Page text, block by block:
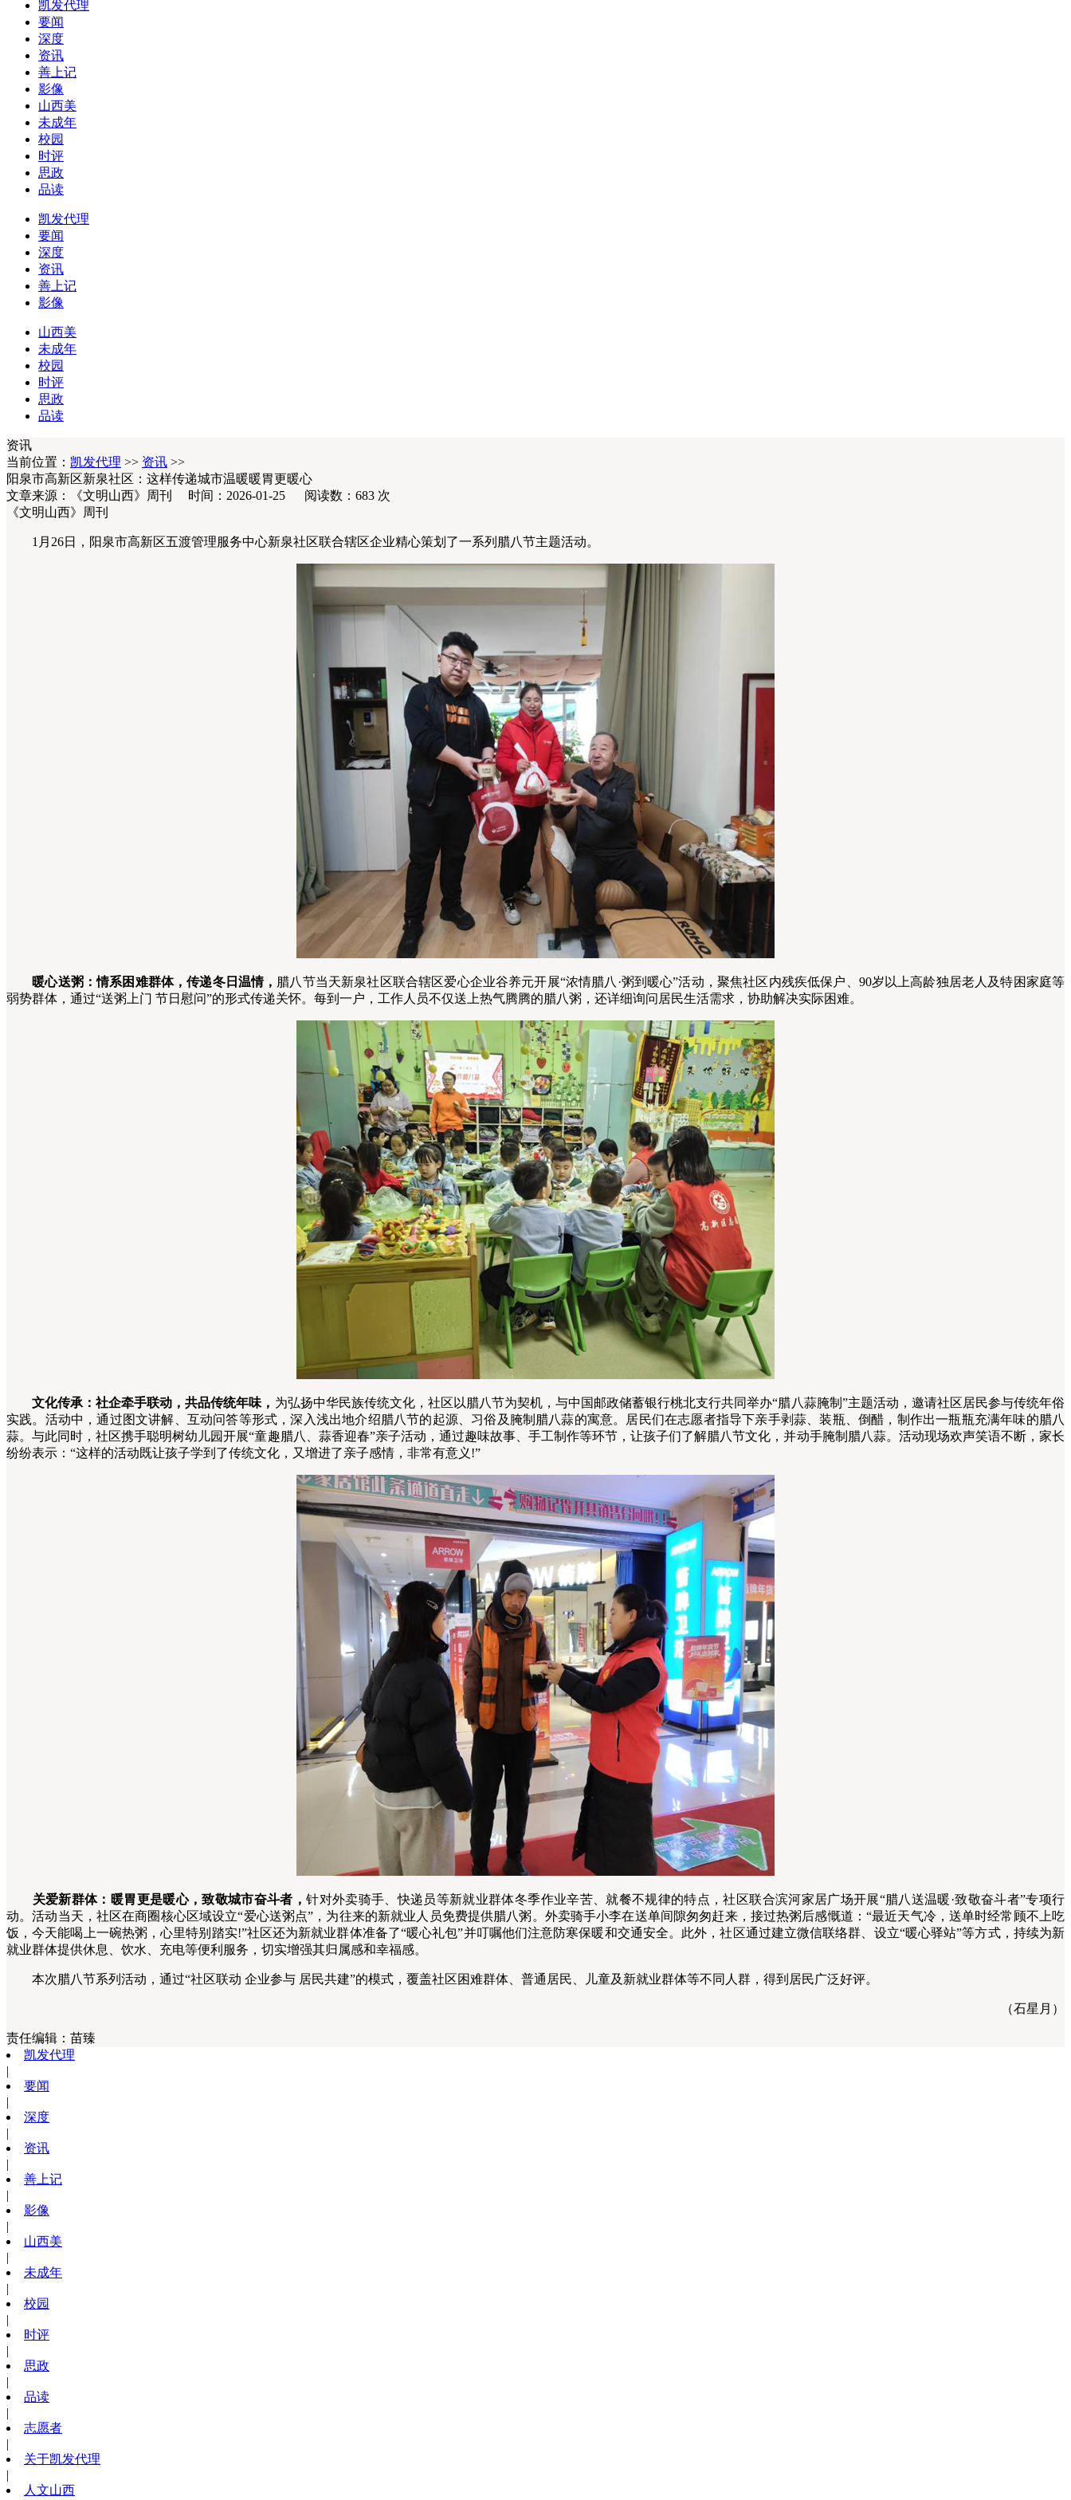
凯发代理
要闻
深度
资讯
善上记
影像
山西美
未成年
校园
时评
思政
品读
凯发代理
要闻
深度
资讯
善上记
影像
山西美
未成年
校园
时评
思政
品读
资讯
当前位置： 凯发代理 >> 资讯 >>
阳泉市高新区新泉社区：这样传递城市温暖暖胃更暖心
文章来源：《文明山西》周刊 时间：2026-01-25 阅读数： 683 次
《文明山西》周刊
1月26日，阳泉市高新区五渡管理服务中心新泉社区联合辖区企业精心策划了一系列腊八节主题活动。
暖心送粥：情系困难群体，传递冬日温情， 腊八节当天新泉社区联合辖区爱心企业谷养元开展“浓情腊八·粥到暖心”活动，聚焦社区内残疾低保户、90岁以上高龄独居老人及特困家庭等
弱势群体，通过“送粥上门 节日慰问”的形式传递关怀。每到一户，工作人员不仅送上热气腾腾的腊八粥，还详细询问居民生活需求，协助解决实际困难。
文化传承：社企牵手联动，共品传统年味， 为弘扬中华民族传统文化，社区以腊八节为契机，与中国邮政储蓄银行桃北支行共同举办“腊八蒜腌制”主题活动，邀请社区居民参与传统年俗
实践。活动中，通过图文讲解、互动问答等形式，深入浅出地介绍腊八节的起源、习俗及腌制腊八蒜的寓意。居民们在志愿者指导下亲手剥蒜、装瓶、倒醋，制作出一瓶瓶充满年味的腊八
蒜。与此同时，社区携手聪明树幼儿园开展“童趣腊八、蒜香迎春”亲子活动，通过趣味故事、手工制作等环节，让孩子们了解腊八节文化，并动手腌制腊八蒜。活动现场欢声笑语不断，家长
纷纷表示：“这样的活动既让孩子学到了传统文化，又增进了亲子感情，非常有意义!”
关爱新群体：暖胃更是暖心，致敬城市奋斗者，针对外卖骑手、快递员等新就业群体冬季作业辛苦、就餐不规律的特点，社区联合滨河家居广场开展“腊八送温暖·致敬奋斗者”专项行
动。活动当天，社区在商圈核心区域设立“爱心送粥点”，为往来的新就业人员免费提供腊八粥。外卖骑手小李在送单间隙匆匆赶来，接过热粥后感慨道：“最近天气冷，送单时经常顾不上吃
饭，今天能喝上一碗热粥，心里特别踏实!”社区还为新就业群体准备了“暖心礼包”并叮嘱他们注意防寒保暖和交通安全。此外，社区通过建立微信联络群、设立“暖心驿站”等方式，持续为新
就业群体提供休息、饮水、充电等便利服务，切实增强其归属感和幸福感。
本次腊八节系列活动，通过“社区联动 企业参与 居民共建”的模式，覆盖社区困难群体、普通居民、儿童及新就业群体等不同人群，得到居民广泛好评。
（石星月）
责任编辑： 苗臻
凯发代理
|
要闻
|
深度
|
资讯
|
善上记
|
影像
|
山西美
|
未成年
|
校园
|
时评
|
思政
|
品读
|
志愿者
|
关于凯发代理
|
人文山西